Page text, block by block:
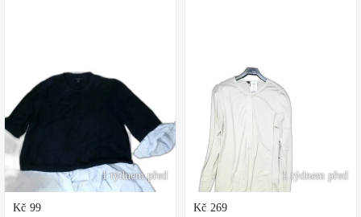
1 týdnem před
Kč 99
1 týdnem před
Kč 269